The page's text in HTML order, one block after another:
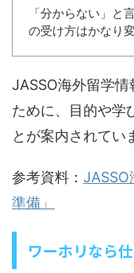
「分からない」と
の受け方はかなり
JASSO海外留学
ために、目的や学
とが案内されてい
参考資料： JASSO
準備」
ワーホリなら